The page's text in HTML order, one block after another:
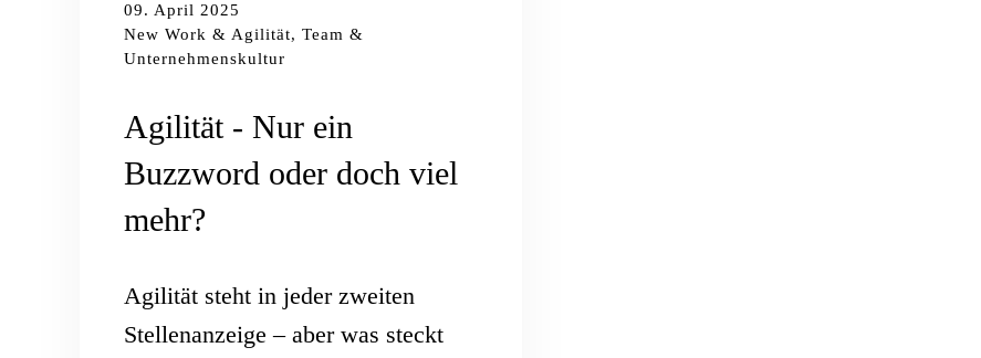
09. April 2025
New Work & Agilität, Team &
Unternehmenskultur
Agilität - Nur ein
Buzzword oder doch viel
mehr?
Agilität steht in jeder zweiten
Stellenanzeige – aber was steckt